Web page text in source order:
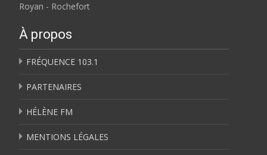
Royan - Rochefort
À propos
FRÉQUENCE 103.1
PARTENAIRES
HÉLÈNE FM
MENTIONS LÉGALES